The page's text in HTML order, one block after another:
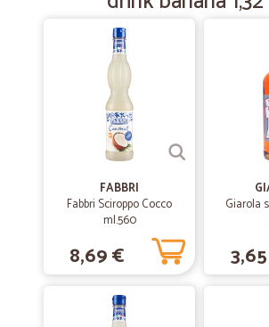
FABBRI
Fabbri Sciroppo Cocco
ml.560
8,69 €
Giarola